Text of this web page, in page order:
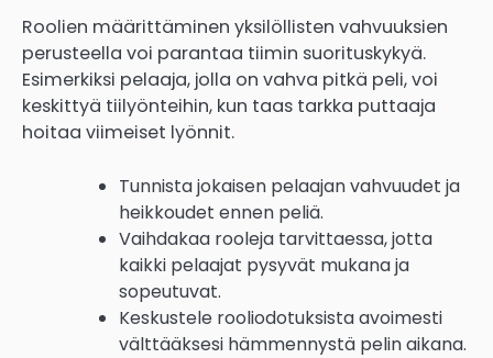
Roolien määrittäminen yksilöllisten vahvuuksien
perusteella voi parantaa tiimin suorituskykyä.
Esimerkiksi pelaaja, jolla on vahva pitkä peli, voi
keskittyä tiilyönteihin, kun taas tarkka puttaaja
hoitaa viimeiset lyönnit.
Tunnista jokaisen pelaajan vahvuudet ja
heikkoudet ennen peliä.
Vaihdakaa rooleja tarvittaessa, jotta
kaikki pelaajat pysyvät mukana ja
sopeutuvat.
Keskustele rooliodotuksista avoimesti
välttääksesi hämmennystä pelin aikana.